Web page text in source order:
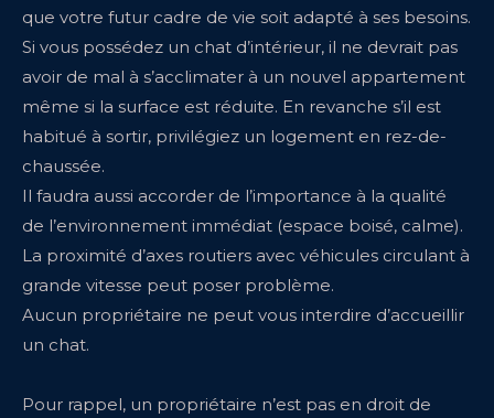
que votre futur cadre de vie soit adapté à ses besoins.
Si vous possédez un chat d’intérieur, il ne devrait pas
avoir de mal à s’acclimater à un nouvel appartement
même si la surface est réduite. En revanche s’il est
habitué à sortir, privilégiez un logement en rez-de-
chaussée.
Il faudra aussi accorder de l’importance à la qualité
de l’environnement immédiat (espace boisé, calme).
La proximité d’axes routiers avec véhicules circulant à
grande vitesse peut poser problème.
Aucun propriétaire ne peut vous interdire d’accueillir
un chat.
Pour rappel, un propriétaire n’est pas en droit de